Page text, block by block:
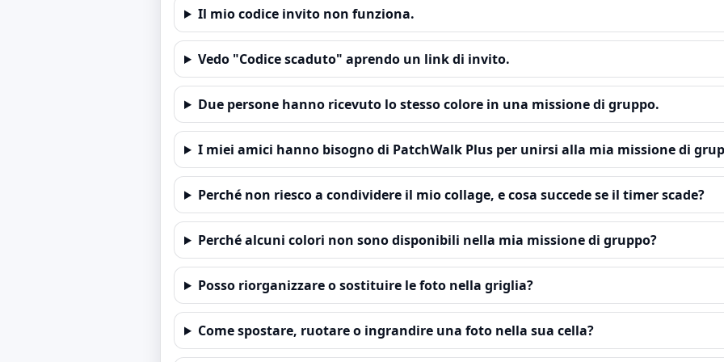
Il mio codice invito non funziona.
Vedo "Codice scaduto" aprendo un link di invito.
Due persone hanno ricevuto lo stesso colore in una missione di gruppo.
I miei amici hanno bisogno di PatchWalk Plus per unirsi alla mia missione di
Perché non riesco a condividere il mio collage, e cosa succede se il timer scade?
Perché alcuni colori non sono disponibili nella mia missione di gruppo?
Posso riorganizzare o sostituire le foto nella griglia?
Come spostare, ruotare o ingrandire una foto nella sua cella?